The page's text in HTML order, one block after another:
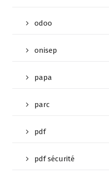
odoo
onisep
papa
parc
pdf
pdf sécurité